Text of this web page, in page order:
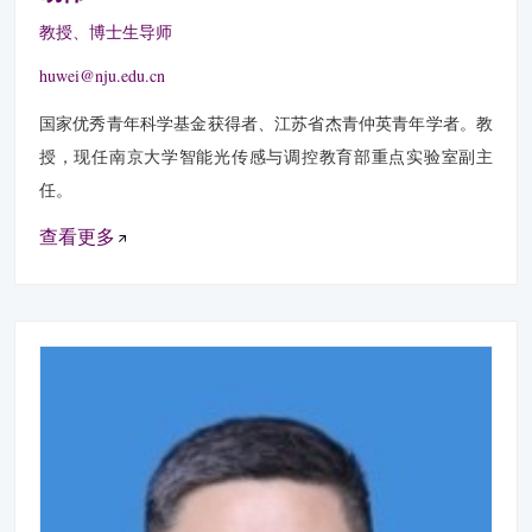
教授、博士生导师
huwei@nju.edu.cn
国家优秀青年科学基金获得者、江苏省杰青仲英青年学者。教
授，现任南京大学智能光传感与调控教育部重点实验室副主
任。
查看更多